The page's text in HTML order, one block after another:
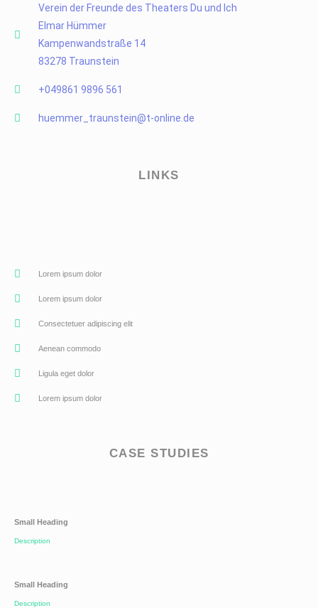
Verein der Freunde des Theaters Du und Ich
Elmar Hümmer
Kampenwandstraße 14
83278 Traunstein
+049861 9896 561
huemmer_traunstein@t-online.de
LINKS
Lorem ipsum dolor
Lorem ipsum dolor
Consectetuer adipiscing elit
Aenean commodo
Ligula eget dolor
Lorem ipsum dolor
CASE STUDIES
Small Heading
Description
Small Heading
Description